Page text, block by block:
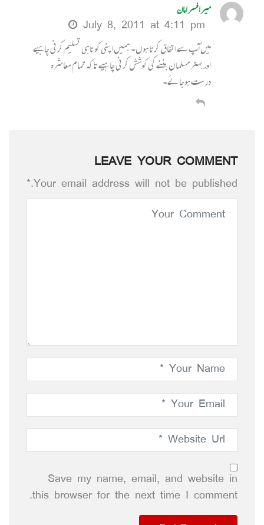
میر افسر امان
July 8, 2011 at 4:11 pm
میں آپ سے اتفاق کرتا ہوں۔ ہمیں اپنی کوتاہی تسلیم کرنی چاہیے
اوربہتر مسلمان بننے کی کوشش کرنی چاہیے تاکہ تمام معاشرہ
درست ہوجائے۔
LEAVE YOUR COMMENT
Your email address will not be published.*
Save my name, email, and website in
this browser for the next time I comment.